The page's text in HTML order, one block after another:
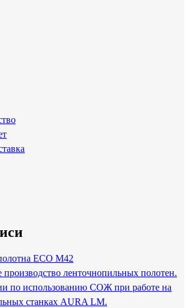
ECO M42
производство ленточнопильных полотен.
по использованию СОЖ при работе на
станках AURA LM.